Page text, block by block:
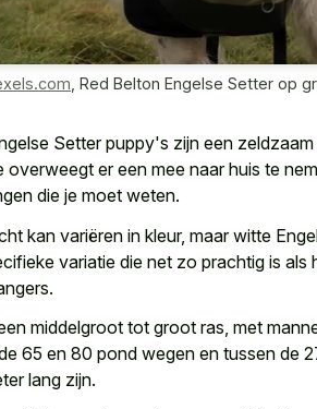
Red Belton Engelse Setter op
Setter puppy's zijn een
overweegt er een mee naar huis te
die je moet weten.
kan variëren in kleur, maar witte
variatie die net zo prachtig is als
middelgroot tot groot ras, met
65 en 80 pond wegen en tussen de
lang zijn.